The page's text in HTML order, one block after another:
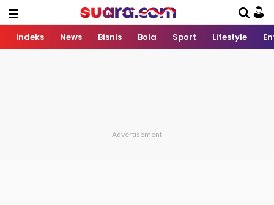
Indeks News Bisnis Bola Sport Lifestyle